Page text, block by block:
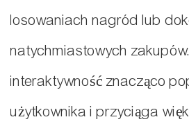
losowaniach nagród lub
natychmiastowych
interaktywność znacząco
użytkownika i przyciąga